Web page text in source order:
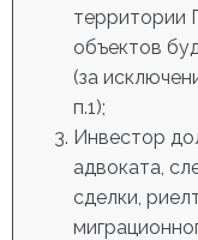
территории
объектов
(за
п.1);
Инвестор
адвоката,
сделки,